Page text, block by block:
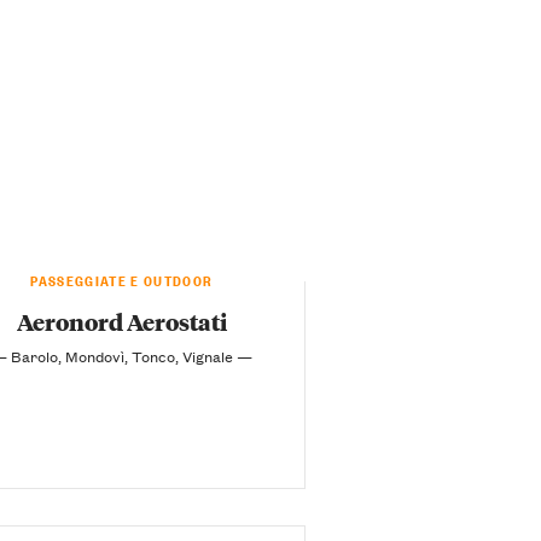
PASSEGGIATE E OUTDOOR
Aeronord Aerostati
Barolo, Mondovì, Tonco, Vignale —